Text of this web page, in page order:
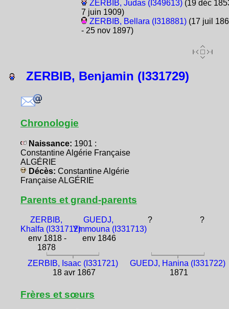
ZERBIB, Judas (I349613)(19 déc
7 juin 1909)
ZERBIB, Bellara (I318881)(17 juil
- 25 nov 1897)
ZERBIB, Benjamin (I331729)
Chronologie
Naissance: 1901 :
Constantine Algérie Française
ALGÉRIE
Décès: Constantine Algérie
Française ALGÉRIE
Parents et grand-parents
ZERBIB,
Khalfa (I331712)
env 1818 -
1878
GUEDJ,
Ymmouna (I331713)
env 1846
? ?
ZERBIB, Isaac (I331721)
18 avr 1867
GUEDJ, Hanina (I331722)
1871
Frères et sœurs